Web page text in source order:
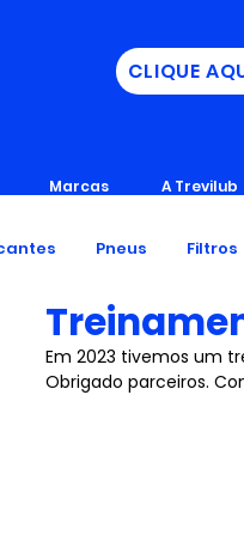
CLIQUE
Marcas A Trevilub
Pneus Filtros
Em 2023 tivemos um
Obrigado parceiros.